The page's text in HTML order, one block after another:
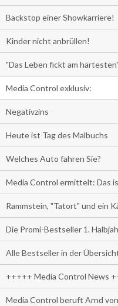
Backstop einer Showkarriere!
Kinder nicht anbrüllen!
"Das Leben fickt am härtesten"
Media Control exklusiv:
Negativzins
Heute ist Tag des Malbuchs
Welches Auto fahren Sie?
Media Control ermittelt: Das
Rammstein, "Tatort" und ein
Die Promi-Bestseller 1.
Alle Bestseller in der
+++++ Media Control News
Media Control beruft Arnd